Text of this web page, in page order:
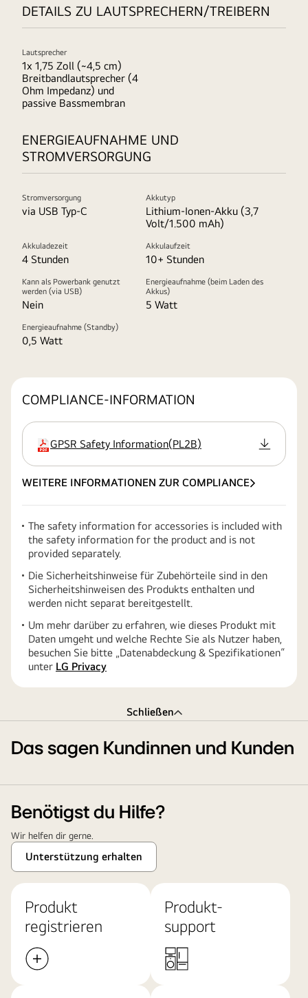
DETAILS ZU LAUTSPRECHERN/TREIBERN
Lautsprecher
1x 1,75 Zoll (~4,5 cm)
Breitbandlautsprecher (4
Ohm Impedanz) und
passive Bassmembran
ENERGIEAUFNAHME UND
STROMVERSORGUNG
Stromversorgung
via USB Typ-C
Akkutyp
Lithium-Ionen-Akku (3,7
Volt/1.500 mAh)
Akkuladezeit
4 Stunden
Akkulaufzeit
10+ Stunden
Kann als Powerbank genutzt
werden (via USB)
Nein
Energieaufnahme (beim Laden des
Akkus)
5 Watt
Energieaufnahme (Standby)
0,5 Watt
COMPLIANCE-INFORMATION
Erweiterung
GPSR Safety Information(PL2B)
WEITERE INFORMATIONEN ZUR COMPLIANCE
The safety information for accessories is included with
the safety information for the product and is not
provided separately.
Die Sicherheitshinweise für Zubehörteile sind in den
Sicherheitshinweisen des Produkts enthalten und
werden nicht separat bereitgestellt.
Um mehr darüber zu erfahren, wie dieses Produkt mit
Daten umgeht und welche Rechte Sie als Nutzer haben,
besuchen Sie bitte „Datenabdeckung & Spezifikationen“
unter LG Privacy
Schließen
Das sagen Kundinnen und Kunden
Benötigst du Hilfe?
Wir helfen dir gerne.
Unterstützung erhalten
Produkt
registrieren
Produkt-
support